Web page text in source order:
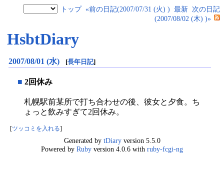
トップ «前の日記(2007/07/31 (火) ) 最新 次の日記
(2007/08/02 (木) )»
HsbtDiary
2007/08/01 (水) [長年日記]
■ 2回休み
札幌駅前某所で打ち合わせの後、彼女と夕食。ち
ょっと飲みすぎて2回休み。
[ツッコミを入れる]
Generated by tDiaryversion 5.5.0
Powered by Ruby version 4.0.6 with ruby-fcgi-ng